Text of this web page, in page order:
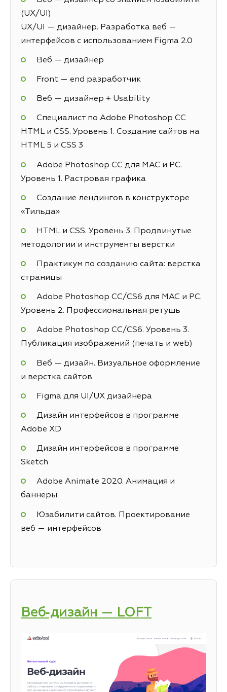
(UX/UI)
UX/UI — дизайнер. Разработка веб —
интерфейсов с использованием Figma 2.0
Веб — дизайнер
Front — end разработчик
Веб — дизайнер + Usability
Специалист по Adobe Photoshop СС
HTML и CSS. Уровень 1. Создание сайтов на
HTML 5 и СSS 3
Adobe Photoshop CC для MAC и PC.
Уровень 1. Растровая графика
Создание лендингов в конструкторе
«Тильда»
HTML и CSS. Уровень 3. Продвинутые
методологии и инструменты верстки
Практикум по созданию сайта: верстка
страницы
Adobe Photoshop СС/CS6 для MAC и PC.
Уровень 2. Профессиональная ретушь
Adobe Photoshop СС/CS6. Уровень 3.
Публикация изображений (печать и web)
Веб — дизайн. Визуальное оформление
и верстка сайтов
Figma для UI/UX дизайнера
Дизайн интерфейсов в программе
Adobe XD
Дизайн интерфейсов в программе
Sketch
Adobe Animate 2020. Анимация и
баннеры
Юзабилити сайтов. Проектирование
веб — интерфейсов
Веб‑дизайн — LOFT